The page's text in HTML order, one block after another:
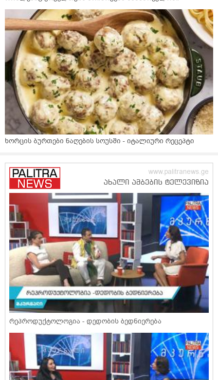
ხორცის ბურთები ნაღების სოუსში - იტალიური რეცეპტი
რეპროდუქტოლოგია - დედობის ბედნიერება